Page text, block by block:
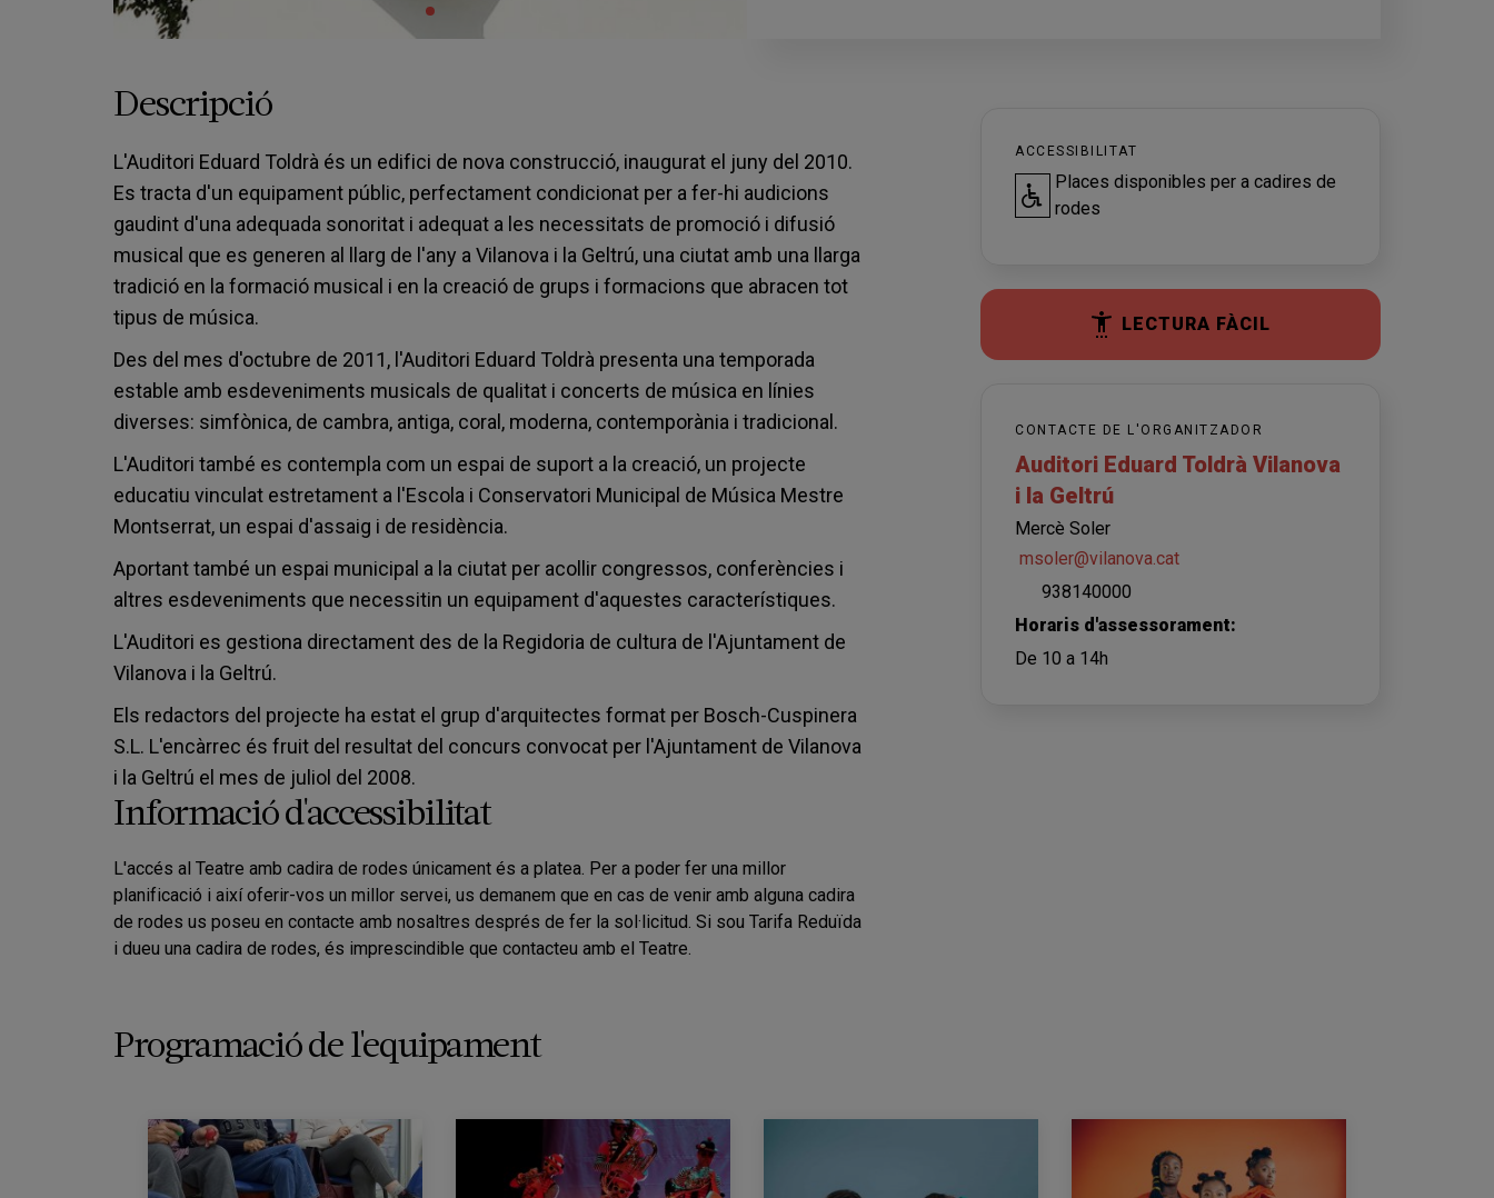
Descripció
L'Auditori Eduard Toldrà és un edifici de nova construcció, inaugurat el juny del 2010.
Es tracta d'un equipament públic, perfectament condicionat per a fer-hi audicions
gaudint d'una adequada sonoritat i adequat a les necessitats de promoció i difusió
musical que es generen al llarg de l'any a Vilanova i la Geltrú, una ciutat amb una llarga
tradició en la formació musical i en la creació de grups i formacions que abracen tot
tipus de música.
Des del mes d'octubre de 2011, l'Auditori Eduard Toldrà presenta una temporada
estable amb esdeveniments musicals de qualitat i concerts de música en línies
diverses: simfònica, de cambra, antiga, coral, moderna, contemporània i tradicional.
L'Auditori també es contempla com un espai de suport a la creació, un projecte
educatiu vinculat estretament a l'Escola i Conservatori Municipal de Música Mestre
Montserrat, un espai d'assaig i de residència.
Aportant també un espai municipal a la ciutat per acollir congressos, conferències i
altres esdeveniments que necessitin un equipament d'aquestes característiques.
L'Auditori es gestiona directament des de la Regidoria de cultura de l'Ajuntament de
Vilanova i la Geltrú.
Els redactors del projecte ha estat el grup d'arquitectes format per Bosch-Cuspinera
S.L. L'encàrrec és fruit del resultat del concurs convocat per l'Ajuntament de Vilanova
i la Geltrú el mes de juliol del 2008.
Informació d'accessibilitat
L'accés al Teatre amb cadira de rodes únicament és a platea. Per a poder fer una millor
planificació i així oferir-vos un millor servei, us demanem que en cas de venir amb alguna cadira
de rodes us poseu en contacte amb nosaltres després de fer la sol·licitud. Si sou Tarifa Reduïda
i dueu una cadira de rodes, és imprescindible que contacteu amb el Teatre.
ACCESSIBILITAT
Places disponibles per a cadires de
rodes
LECTURA FÀCIL
CONTACTE DE L'ORGANITZADOR
Auditori Eduard Toldrà Vilanova
i la Geltrú
Mercè Soler
msoler@vilanova.cat
938140000
Horaris d'assessorament:
De 10 a 14h
Programació de l'equipament